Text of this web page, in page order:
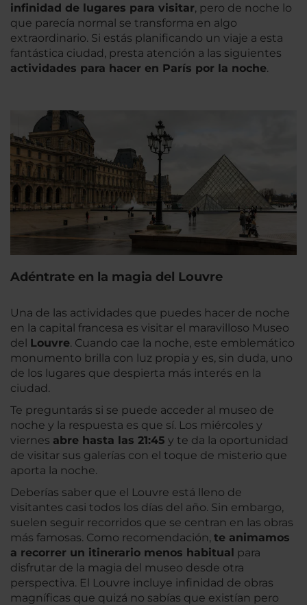
infinidad de lugares para visitar, pero de noche lo
que parecía normal se transforma en algo
extraordinario. Si estás planificando un viaje a esta
fantástica ciudad, presta atención a las siguientes
actividades para hacer en París por la noche.
Adéntrate en la magia del Louvre
Una de las actividades que puedes hacer de noche
en la capital francesa es visitar el maravilloso Museo
del Louvre. Cuando cae la noche, este emblemático
monumento brilla con luz propia y es, sin duda, uno
de los lugares que despierta más interés en la
ciudad.
Te preguntarás si se puede acceder al museo de
noche y la respuesta es que sí. Los miércoles y
viernes abre hasta las 21:45 y te da la oportunidad
de visitar sus galerías con el toque de misterio que
aporta la noche.
Deberías saber que el Louvre está lleno de
visitantes casi todos los días del año. Sin embargo,
suelen seguir recorridos que se centran en las obras
más famosas. Como recomendación, te animamos
a recorrer un itinerario menos habitual para
disfrutar de la magia del museo desde otra
perspectiva. El Louvre incluye infinidad de obras
magníficas que quizá no sabías que existían pero